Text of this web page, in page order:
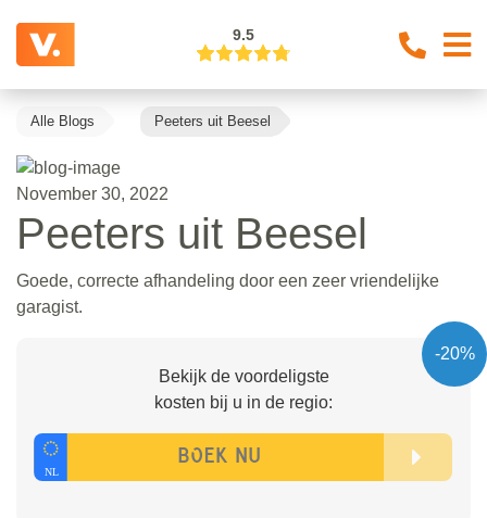
9.5
Alle Blogs Peeters uit Beesel
November 30, 2022
Peeters uit Beesel
Goede, correcte afhandeling door een zeer vriendelijke
garagist.
-20%
Bekijk de voordeligste
kosten bij u in de regio: